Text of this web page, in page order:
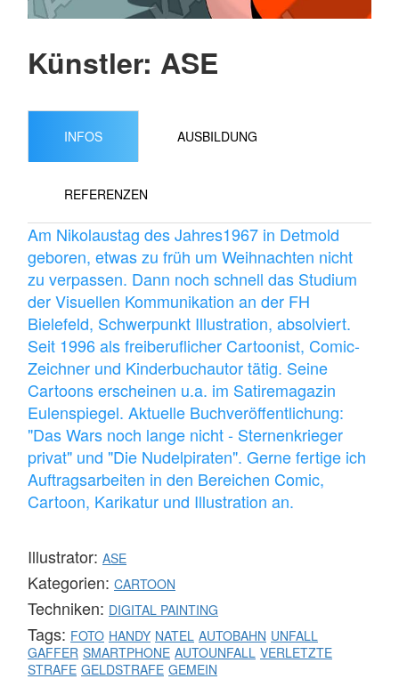
Künstler: ASE
INFOS AUSBILDUNG
REFERENZEN
Am Nikolaustag des Jahres1967 in Detmold
geboren, etwas zu früh um Weihnachten nicht
zu verpassen. Dann noch schnell das Studium
der Visuellen Kommunikation an der FH
Bielefeld, Schwerpunkt Illustration, absolviert.
Seit 1996 als freiberuflicher Cartoonist, Comic-
Zeichner und Kinderbuchautor tätig. Seine
Cartoons erscheinen u.a. im Satiremagazin
Eulenspiegel. Aktuelle Buchveröffentlichung:
"Das Wars noch lange nicht - Sternenkrieger
privat" und "Die Nudelpiraten". Gerne fertige ich
Auftragsarbeiten in den Bereichen Comic,
Cartoon, Karikatur und Illustration an.
Illustrator: ASE
Kategorien: CARTOON
Techniken: DIGITAL PAINTING
Tags: FOTO HANDY NATEL AUTOBAHN UNFALL
GAFFER SMARTPHONE AUTOUNFALL VERLETZTE
STRAFE GELDSTRAFE GEMEIN